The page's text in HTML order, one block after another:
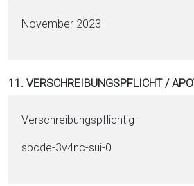
November 2023
11. VERSCHREIBUNGSPFLICHT /
Verschreibungspflichtig
spcde-3v4nc-sui-0